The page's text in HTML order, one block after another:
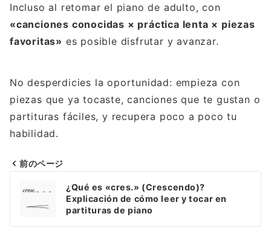
Incluso al retomar el piano de adulto, con
«canciones conocidas × práctica lenta × piezas
favoritas» es posible disfrutar y avanzar.
No desperdicies la oportunidad: empieza con
piezas que ya tocaste, canciones que te gustan o
partituras fáciles, y recupera poco a poco tu
habilidad.
Navegación
entradas
前のページ
¿Qué es «cres.» (Crescendo)?
Explicación de cómo leer y tocar en
partituras de piano